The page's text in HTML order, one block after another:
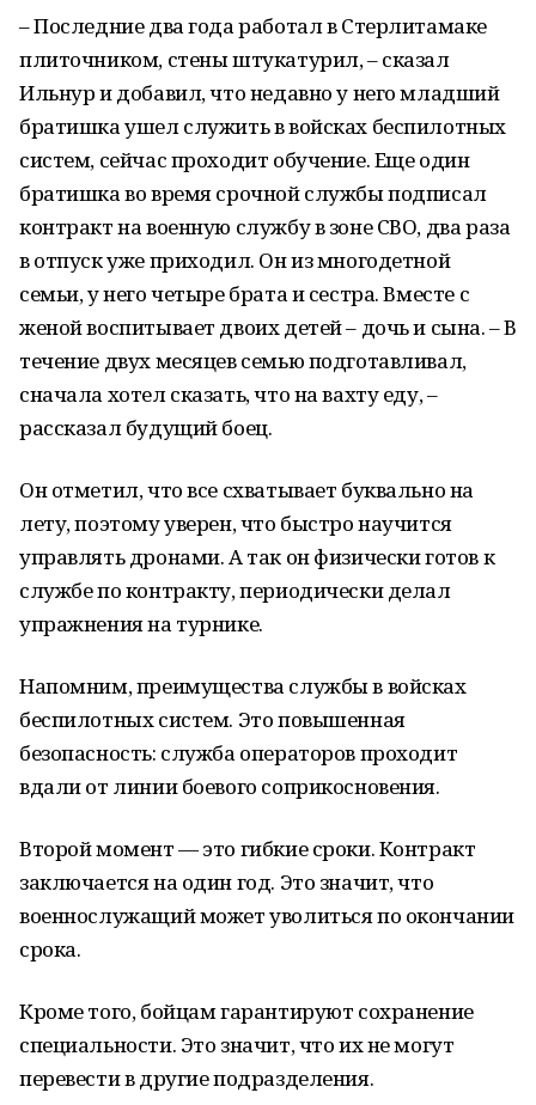
– Последние два года работал в Стерлитамаке
плиточником, стены штукатурил, – сказал
Ильнур и добавил, что недавно у него младший
братишка ушел служить в войсках беспилотных
систем, сейчас проходит обучение. Еще один
братишка во время срочной службы подписал
контракт на военную службу в зоне СВО, два раза
в отпуск уже приходил. Он из многодетной
семьи, у него четыре брата и сестра. Вместе с
женой воспитывает двоих детей – дочь и сына. – В
течение двух месяцев семью подготавливал,
сначала хотел сказать, что на вахту еду, –
рассказал будущий боец.
Он отметил, что все схватывает буквально на
лету, поэтому уверен, что быстро научится
управлять дронами. А так он физически готов к
службе по контракту, периодически делал
упражнения на турнике.
Напомним, преимущества службы в войсках
беспилотных систем. Это повышенная
безопасность: служба операторов проходит
вдали от линии боевого соприкосновения.
Второй момент — это гибкие сроки. Контракт
заключается на один год. Это значит, что
военнослужащий может уволиться по окончании
срока.
Кроме того, бойцам гарантируют сохранение
специальности. Это значит, что их не могут
перевести в другие подразделения.